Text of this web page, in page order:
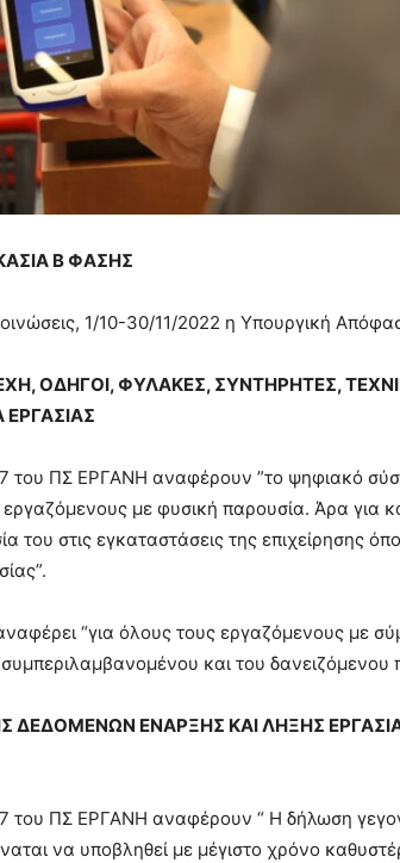
Β ΦΑΣΗΣ
1/10-30/11/2022 η Υπουργική
ΟΔΗΓΟΙ, ΦΥΛΑΚΕΣ, ΣΥΝΤΗΡΗΤΕΣ,
7 του ΠΣ ΕΡΓΑΝΗ αναφέρουν ”το ψηφιακό
με φυσική παρουσία. Άρα για
του στις εγκαταστάσεις της επιχείρησης
“για όλους τους εργαζόμενους με
και του δανειζόμενου
ΔΕΔΟΜΕΝΩΝ ΕΝΑΡΞΗΣ ΚΑΙ ΛΗΞΗΣ
7 του ΠΣ ΕΡΓΑΝΗ αναφέρουν “ Η δήλωση
να υποβληθεί με μέγιστο χρόνο